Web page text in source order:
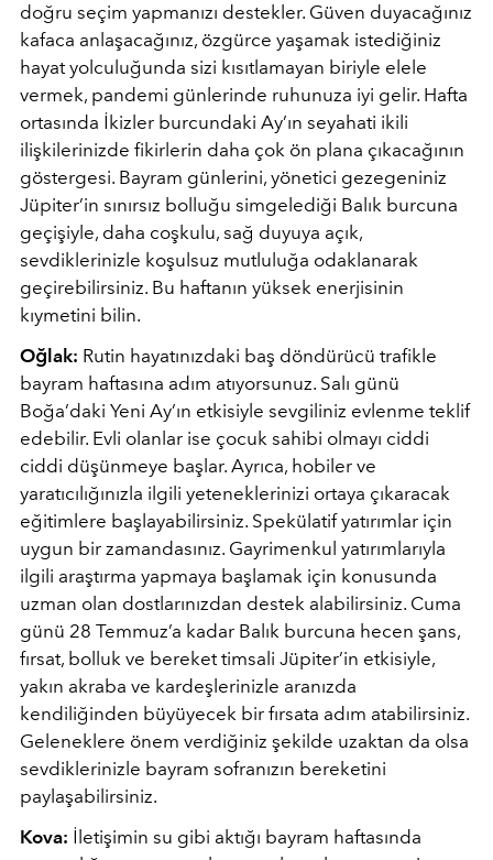
doğru seçim yapmanızı destekler. Güven duyacağınız
kafaca anlaşacağınız, özgürce yaşamak istediğiniz
hayat yolculuğunda sizi kısıtlamayan biriyle elele
vermek, pandemi günlerinde ruhunuza iyi gelir. Hafta
ortasında İkizler burcundaki Ay’ın seyahati ikili
ilişkilerinizde fikirlerin daha çok ön plana çıkacağının
göstergesi. Bayram günlerini, yönetici gezegeniniz
Jüpiter’in sınırsız bolluğu simgelediği Balık burcuna
geçişiyle, daha coşkulu, sağ duyuya açık,
sevdiklerinizle koşulsuz mutluluğa odaklanarak
geçirebilirsiniz. Bu haftanın yüksek enerjisinin
kıymetini bilin.
Oğlak: Rutin hayatınızdaki baş döndürücü trafikle
bayram haftasına adım atıyorsunuz. Salı günü
Boğa’daki Yeni Ay’ın etkisiyle sevgiliniz evlenme teklif
edebilir. Evli olanlar ise çocuk sahibi olmayı ciddi
ciddi düşünmeye başlar. Ayrıca, hobiler ve
yaratıcılığınızla ilgili yeteneklerinizi ortaya çıkaracak
eğitimlere başlayabilirsiniz. Spekülatif yatırımlar için
uygun bir zamandasınız. Gayrimenkul yatırımlarıyla
ilgili araştırma yapmaya başlamak için konusunda
uzman olan dostlarınızdan destek alabilirsiniz. Cuma
günü 28 Temmuz’a kadar Balık burcuna hecen şans,
fırsat, bolluk ve bereket timsali Jüpiter’in etkisiyle,
yakın akraba ve kardeşlerinizle aranızda
kendiliğinden büyüyecek bir fırsata adım atabilirsiniz.
Geleneklere önem verdiğiniz şekilde uzaktan da olsa
sevdiklerinizle bayram sofranızın bereketini
paylaşabilirsiniz.
Kova: İletişimin su gibi aktığı bayram haftasında